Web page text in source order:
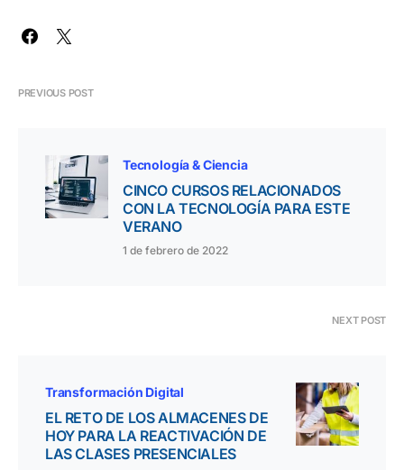
PREVIOUS POST
Tecnología & Ciencia
CINCO CURSOS RELACIONADOS
CON LA TECNOLOGÍA PARA ESTE
VERANO
1 de febrero de 2022
NEXT POST
Transformación Digital
EL RETO DE LOS ALMACENES DE
HOY PARA LA REACTIVACIÓN DE
LAS CLASES PRESENCIALES